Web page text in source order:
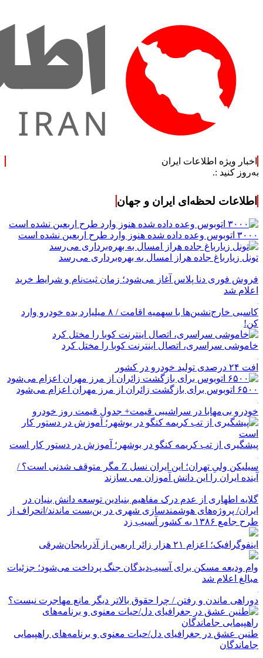
اخبار ویژه اطلاعات ایران
:.
اطلاعات لحظه‌ای ایران و جهان
۳۰۰۰ اتوبوس وعده داده شده هنوز وارد طرح اربعین نشده است
تونل زیارباغ جاده هراز امسال به بهره‌برداری می‌رسد
فروش فوری دنا پلاس آغاز می‌شود؛ زمان ثبت‌نام و شرایط خرید
اعلام شد
کاسبی خارج‌نشین‌ها با سهمیه اقامت / ۸ میلیارد بده خودرو وارد
کن!
خاموشی سراسری، اتصال اینترنت کوبا را مختل کرد
افت ۲۴ درصدی تولید خودرو در کشور
۶۵۰۰ اتوبوس برای بازگشت زائران از مرز مهران اعزام می‌شود
خودرو بی‌مهابا در سراشیبی قیمت+ جدول قیمت روز خودرو
پیشگیری از تب کریمه کنگو در بوشهر؛ آموزش در دستور کار است
سیلیکن ولیِ تهران؛ این ایران نسل Z مگر متوقف شدنی است؟ /
آینده ایران را این دانش آموزان می سازند
گلایه اطهاری از عدم درک مفاهیم بنیادین توسعه دانش بنیان در
ایران/ پروژه‌های هوشمندسازی شهری در بن‌بست ماندند/انحراف از
طرح جامع ۱۳۸۶ به کشور آسیب زد
اینفوگرافیک؛ اعزام ۲۱ هزار زائر اربعین از آذربایجان‌شرقی
وام ودیعه مسکن برای آسیب‌دیدگان جنگ پرداخت می‌شود؛ جزئیات
مبالغ اعلام شد
دوراهی ماندن و رفتن / چرا حقوق بالاتر دیگر مانع مهاجرت نیست؟
طنین عشق در جغرافیای دل/حیات معنوی و برنامه‌های راهپیمایی
جاماندگان